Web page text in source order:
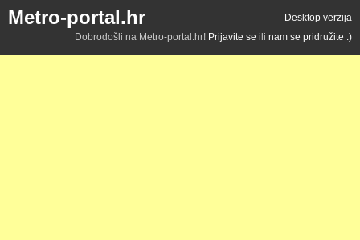
Metro-portal.hr
Desktop verzija
Dobrodošli na Metro-portal.hr! Prijavite se ili nam se pridružite :)